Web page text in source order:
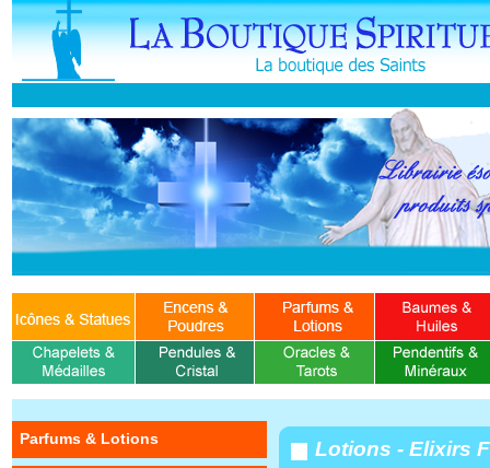
Parfums & Lotions Lotions - Elixirs